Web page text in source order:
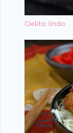
Cielito lindo